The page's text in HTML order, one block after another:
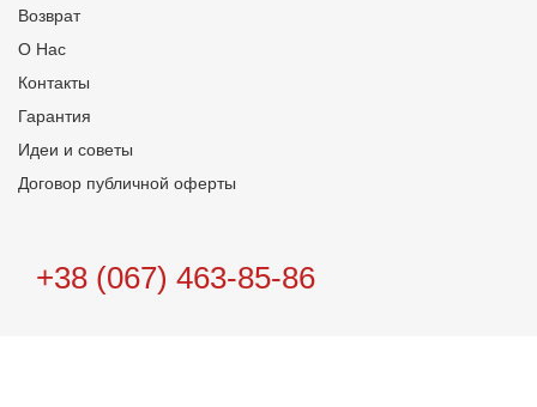
Возврат
О Нас
Контакты
Гарантия
Идеи и советы
Договор публичной оферты
+38 (067) 463-85-86